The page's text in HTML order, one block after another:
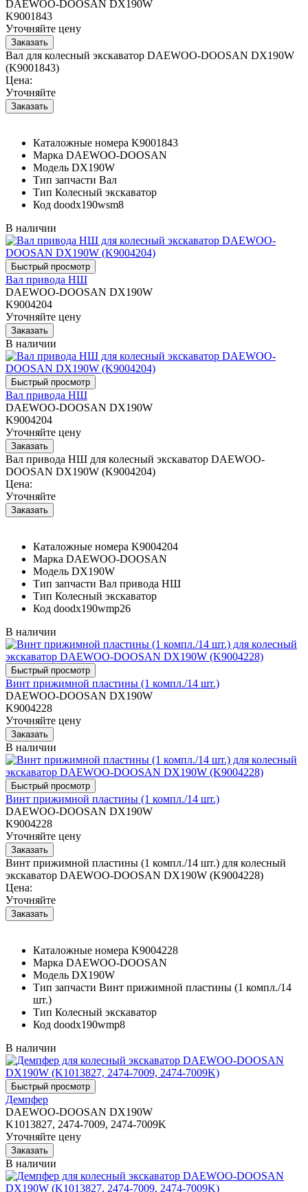
DAEWOO-DOOSAN DX190W
K9001843
Уточняйте цену
Вал для колесный экскаватор DAEWOO-DOOSAN DX190W
(K9001843)
Цена:
Уточняйте
Каталожные номера K9001843
Марка DAEWOO-DOOSAN
Модель DX190W
Тип запчасти Вал
Тип Колесный экскаватор
Код doodx190wsm8
В наличии
Вал привода НШ
DAEWOO-DOOSAN DX190W
K9004204
Уточняйте цену
В наличии
Вал привода НШ
DAEWOO-DOOSAN DX190W
K9004204
Уточняйте цену
Вал привода НШ для колесный экскаватор DAEWOO-
DOOSAN DX190W (K9004204)
Цена:
Уточняйте
Каталожные номера K9004204
Марка DAEWOO-DOOSAN
Модель DX190W
Тип запчасти Вал привода НШ
Тип Колесный экскаватор
Код doodx190wmp26
В наличии
Винт прижимной пластины (1 компл./14 шт.)
DAEWOO-DOOSAN DX190W
K9004228
Уточняйте цену
В наличии
Винт прижимной пластины (1 компл./14 шт.)
DAEWOO-DOOSAN DX190W
K9004228
Уточняйте цену
Винт прижимной пластины (1 компл./14 шт.) для колесный
экскаватор DAEWOO-DOOSAN DX190W (K9004228)
Цена:
Уточняйте
Каталожные номера K9004228
Марка DAEWOO-DOOSAN
Модель DX190W
Тип запчасти Винт прижимной пластины (1 компл./14
шт.)
Тип Колесный экскаватор
Код doodx190wmp8
В наличии
Демпфер
DAEWOO-DOOSAN DX190W
K1013827, 2474-7009, 2474-7009K
Уточняйте цену
В наличии